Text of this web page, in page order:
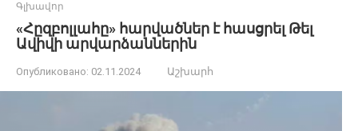
Գլխավոր
«Հըզբոլլահը» հարվածներ է հասցրել Թել
Ավիվի արվարձաններին
Опубликовано: 02.11.2024 Աշխարհ